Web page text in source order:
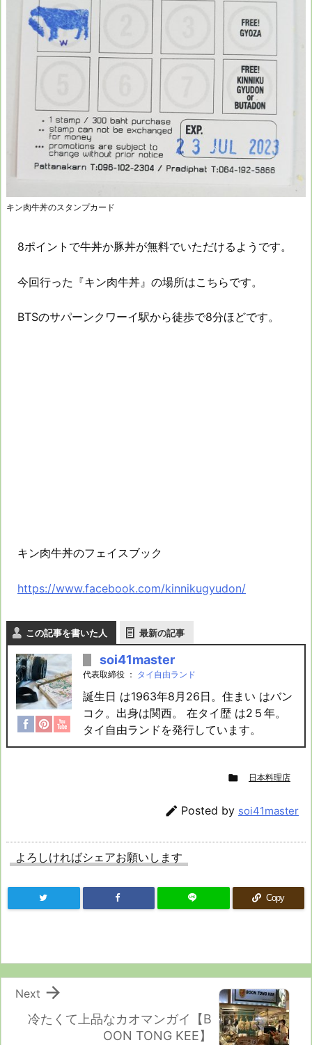
キン肉牛丼のスタンプカード
8ポイントで牛丼か豚丼が無料でいただけるようです。
今回行った『キン肉牛丼』の場所はこちらです。
BTSのサパーンクワーイ駅から徒歩で8分ほどです。
キン肉牛丼のフェイスブック
https://www.facebook.com/kinnikugyudon/
この記事を書いた人 最新の記事
soi41master
代表取締役 ： タイ自由ランド
誕生日 は1963年8月26日。住まい はバン
コク。出身は関西。 在タイ歴 は2５年。
タイ自由ランドを発行しています。
 日本料理店
 Posted by soi41master
よろしければシェアお願いします
Copy
冷たくて上品なカオマンガイ【B
OON TONG KEE】

Next